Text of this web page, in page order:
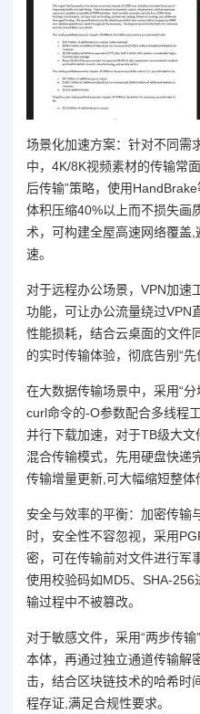
场景化加速方案：针对不同需
中，4K/8K视频素材的传输常
后传输”策略，使用
体积压缩40%以上而不损失画
术，可构建全屋高速网络覆盖
速。
对于远程办公场景，VPN加速
功能，可让办公流量绕过VPN
性能损耗，结合云桌面的文件
的实时传输体验，彻底告别“先
在大数据传输场景中，采用“
curl命令的-O参数配合多线程
并行下载加速，对于TB级大文
混合传输模式，先用硬盘快递
传输增量更新,可大幅缩短整体
安全与效率的平衡：加密传输
时，安全性不容忽视，采用
密，可在传输前对文件进行军
使用校验码如MD5、SHA-
输过程中不被篡改。
对于敏感文件，采用“两步传
本体，再通过独立通道传输解
击，结合区块链技术的哈希时
程存证,满足合规性要求。